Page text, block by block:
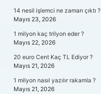
14 nesil işlemci ne zaman çıktı ?
Mayıs 23, 2026
1 milyon kaç trilyon eder ?
Mayıs 22, 2026
20 euro Cent Kaç TL Ediyor ?
Mayıs 21, 2026
1 milyon nasıl yazılır rakamla ?
Mayıs 21, 2026